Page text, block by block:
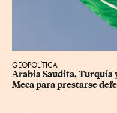
GEOPOLÍTICA
Arabia Saudita, Turquía
Meca para prestarse